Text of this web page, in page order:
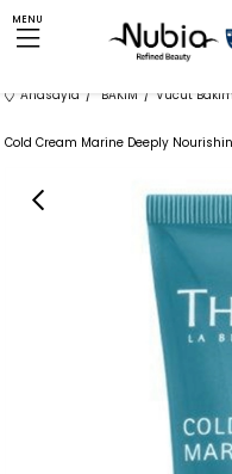
MENU
Anasayfa BAKIM Vücut
Cold Cream Marine Deeply